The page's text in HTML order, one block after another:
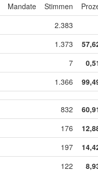
Mandate Stimmen
2.383
1.373
7
1.366
832
176
197
122